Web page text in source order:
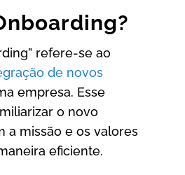
refere-se ao
de novos
empresa. Esse
o novo
a missão e os valores
eficiente.